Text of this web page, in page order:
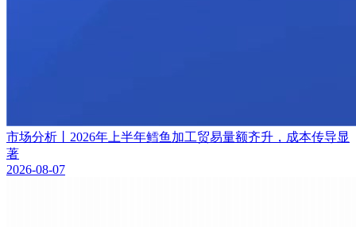
市场分析丨2026年上半年鳕鱼加工贸易量额齐升，成本传导显
著
2026-08-07